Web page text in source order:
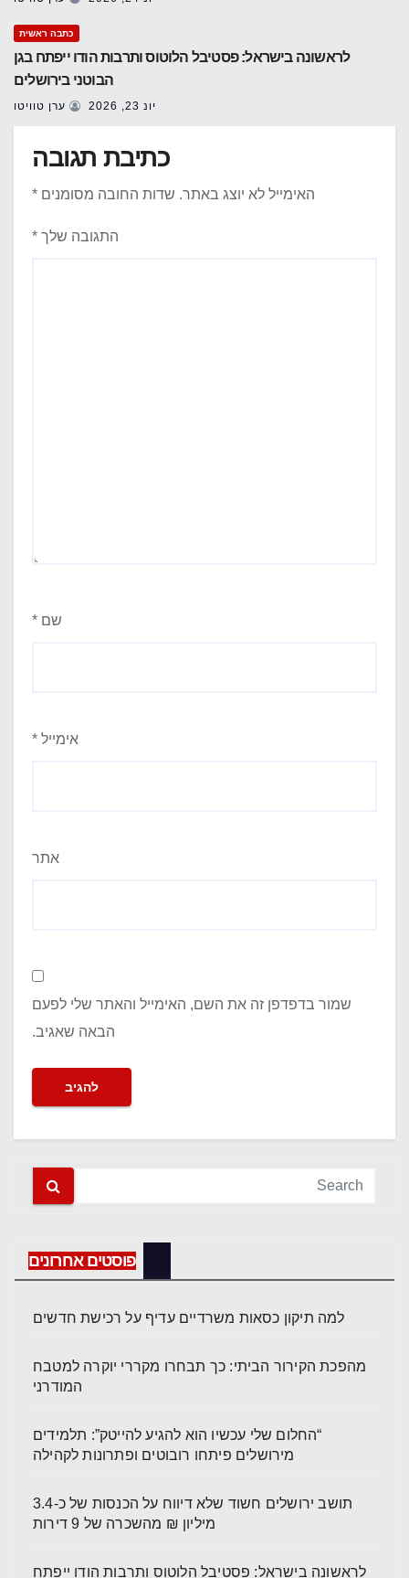
כתבה ראשית
לראשונה בישראל: פסטיבל הלוטוס ותרבות הודו ייפתח בגן
הבוטני בירושלים
יונ 23, 2026 ערן טוויטו
כתיבת תגובה
האימייל לא יוצג באתר. שדות החובה מסומנים *
התגובה שלך *
שם *
אימייל *
אתר
שמור בדפדפן זה את השם, האימייל והאתר שלי לפעם
הבאה שאגיב.
פוסטים אחרונים
למה תיקון כסאות משרדיים עדיף על רכישת חדשים
מהפכת הקירור הביתי: כך תבחרו מקררי יוקרה למטבח
המודרני
“החלום שלי עכשיו הוא להגיע להייטק”: תלמידים
מירושלים פיתחו רובוטים ופתרונות לקהילה
תושב ירושלים חשוד שלא דיווח על הכנסות של כ-3.4
מיליון ₪ מהשכרה של 9 דירות
לראשונה בישראל: פסטיבל הלוטוס ותרבות הודו ייפתח